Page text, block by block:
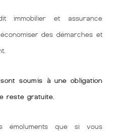
immobilier et assurance
des démarches et
soumis à une obligation
reste gratuite.
émoluments que si vous